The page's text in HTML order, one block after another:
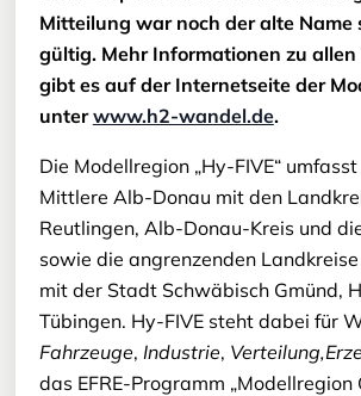
Mitteilung war noch der alte Name
gültig. Mehr Informationen zu allen
gibt es auf der Internetseite der
unterwww.h2-wandel.de.
Die Modellregion „Hy-FIVE“
Mittlere Alb-Donau mit den
Reutlingen, Alb-Donau-Kreis und
sowie die angrenzenden
mit der Stadt Schwäbisch Gmünd,
Tübingen. Hy-FIVE steht dabei für
Fahrzeuge, Industrie, Verteilung,
das EFRE-Programm „Modellregion